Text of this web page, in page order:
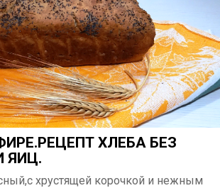
ХЛЕБА БЕЗ
ЯИЦ.
хрустящей корочкой и нежным